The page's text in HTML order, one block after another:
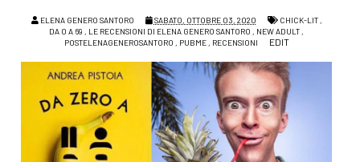
ELENA GENERO SANTORO SABATO, OTTOBRE 03, 2020 CHICK-LIT,
DA 0 A 69 , LE RECENSIONI DI ELENA GENERO SANTORO , NEW ADULT ,
POSTELENAGENEROSANTORO , PUBME, RECENSIONI EDIT